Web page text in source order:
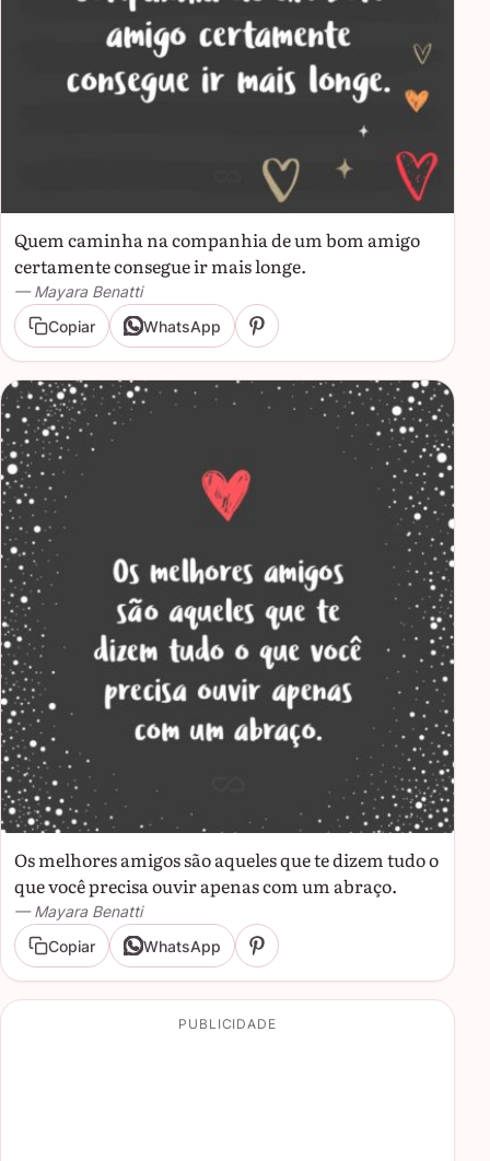
Quem caminha na companhia de um bom amigo
certamente consegue ir mais longe.
— Mayara Benatti
Copiar
WhatsApp
Os melhores amigos são aqueles que te dizem tudo o
que você precisa ouvir apenas com um abraço.
— Mayara Benatti
Copiar
WhatsApp
PUBLICIDADE